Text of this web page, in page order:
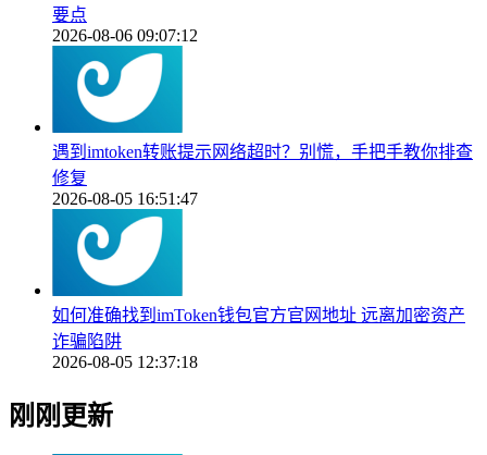
要点
2026-08-06 09:07:12
遇到imtoken转账提示网络超时？别慌，手把手教你排查
修复
2026-08-05 16:51:47
如何准确找到imToken钱包官方官网地址 远离加密资产
诈骗陷阱
2026-08-05 12:37:18
刚刚更新